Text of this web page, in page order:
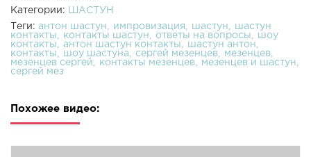
Категории:
ШАСТУН
Теги: антон шастун импровизация шастун
шастун
контакты
контакты шастун ответы на вопросы
шоу
контакты
антон шастун контакты
шастун антон
контакты
шоу шастуна сергей мезенцев
мезенцев
мезенцев сергей
контакты мезенцев
мезенцев и шастун
сергей мез
Похожее видео: